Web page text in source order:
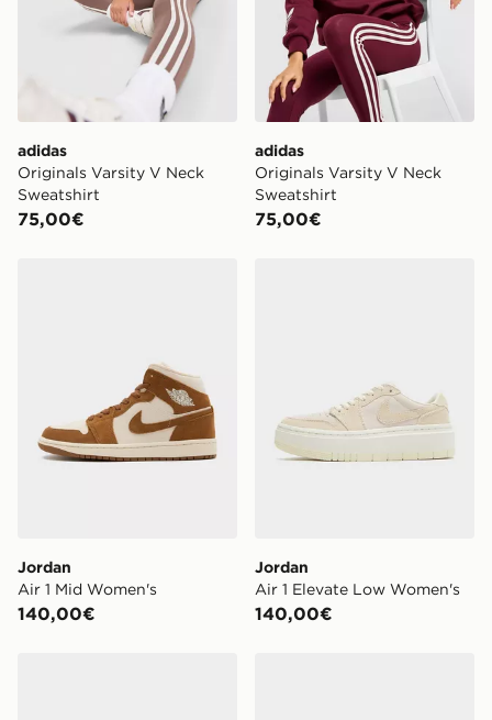
adidas
Originals Varsity V Neck
Sweatshirt
75,00€
adidas
Originals Varsity V Neck
Sweatshirt
75,00€
Jordan
Air 1 Mid Women's
140,00€
Jordan
Air 1 Elevate Low Women's
140,00€